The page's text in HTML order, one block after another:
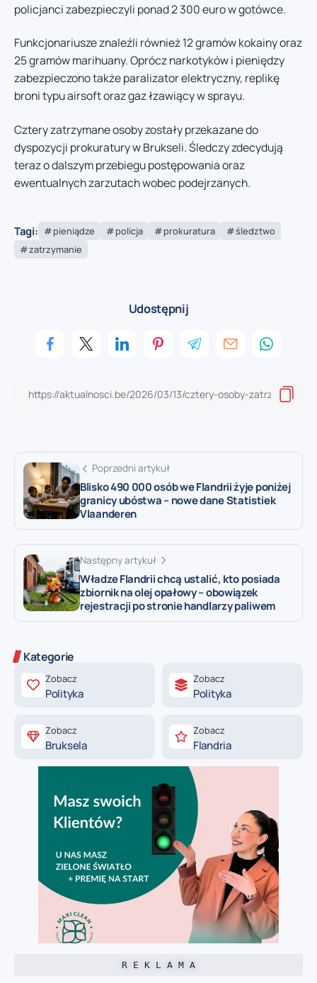
policjanci zabezpieczyli ponad 2 300 euro w gotówce.
Funkcjonariusze znaleźli również 12 gramów kokainy oraz
25 gramów marihuany. Oprócz narkotyków i pieniędzy
zabezpieczono także paralizator elektryczny, replikę
broni typu airsoft oraz gaz łzawiący w sprayu.
Cztery zatrzymane osoby zostały przekazane do
dyspozycji prokuratury w Brukseli. Śledczy zdecydują
teraz o dalszym przebiegu postępowania oraz
ewentualnych zarzutach wobec podejrzanych.
Tagi: pieniądze policja prokuratura
śledztwo
zatrzymanie
Udostępnij
Poprzedni artykuł
Blisko 490 000 osób we Flandrii żyje poniżej
granicy ubóstwa – nowe dane Statistiek
Vlaanderen
Następny artykuł
Władze Flandrii chcą ustalić, kto posiada
zbiornik na olej opałowy – obowiązek
rejestracji po stronie handlarzy paliwem
Kategorie
Zobacz
Polityka
Zobacz
Polityka
Zobacz
Bruksela
Zobacz
Flandria
R E K L A M A